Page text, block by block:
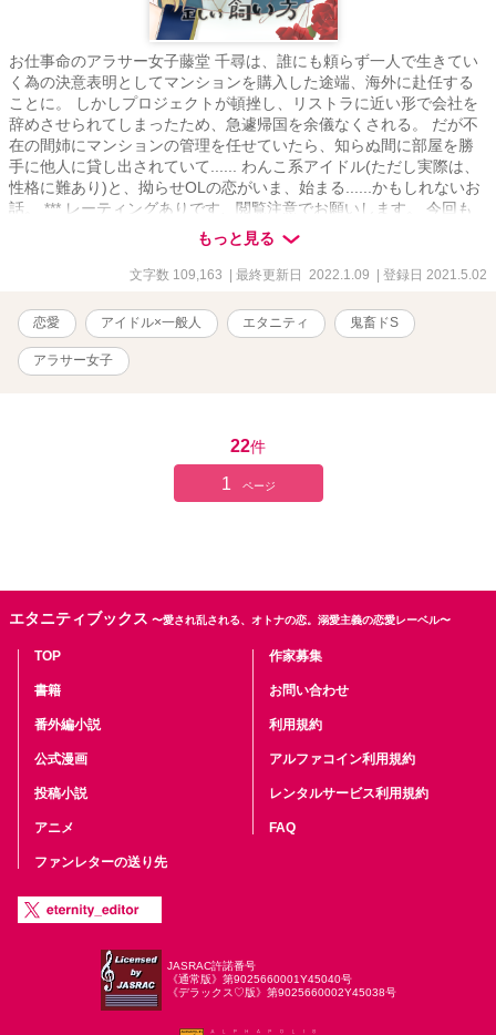
お仕事命のアラサー女子藤堂 千尋は、誰にも頼らず一人で生きてい
く為の決意表明としてマンションを購入した途端、海外に赴任する
ことに。 しかしプロジェクトが頓挫し、リストラに近い形で会社を
辞めさせられてしまったため、急遽帰国を余儀なくされる。 だが不
在の間姉にマンションの管理を任せていたら、知らぬ間に部屋を勝
手に他人に貸し出されていて...... わんこ系アイドル(ただし実際は、
性格に難あり)と、拗らせOLの恋がいま、始まる......かもしれないお
話。 *** レーティングありです、閲覧注意でお願いします。 今回も
見切り発車のため、更新は不定期です。
もっと見る
文字数 109,163 | 最終更新日 2022.1.09 | 登録日 2021.5.02
恋愛 アイドル×一般人 エタニティ 鬼畜ドS
アラサー女子
22件
1 ページ
エタニティブックス 〜愛され乱される、オトナの恋。溺愛主義の恋愛レーベル〜
TOP
書籍
番外編小説
公式漫画
投稿小説
アニメ
ファンレターの送り先
作家募集
お問い合わせ
利用規約
アルファコイン利用規約
レンタルサービス利用規約
FAQ
JASRAC許諾番号
《通常版》第9025660001Y45040号
《デラックス♡版》第9025660002Y45038号